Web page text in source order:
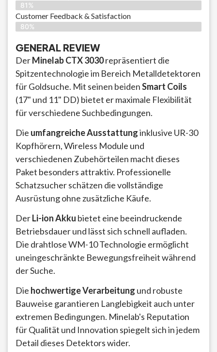
81%
Customer Feedback & Satisfaction​
80%
GENERAL REVIEW
DerMinelab CTX 3030repräsentiert die
Spitzentechnologie im Bereich Metalldetektoren
für Goldsuche. Mit seinen beidenSmart Coils
(17" und 11" DD) bietet er maximale Flexibilität
für verschiedene Suchbedingungen.
Die umfangreiche Ausstattunginklusive UR-30
Kopfhörern, Wireless Module und
verschiedenen Zubehörteilen macht dieses
Paket besonders attraktiv. Professionelle
Schatzsucher schätzen die vollständige
Ausrüstung ohne zusätzliche Käufe.
DerLi-ion Akku bietet eine beeindruckende
Betriebsdauer und lässt sich schnell aufladen.
Die drahtlose WM-10 Technologie ermöglicht
uneingeschränkte Bewegungsfreiheit während
der Suche.
Die hochwertige Verarbeitung und robuste
Bauweise garantieren Langlebigkeit auch unter
extremen Bedingungen. Minelab's Reputation
für Qualität und Innovation spiegelt sich in jedem
Detail dieses Detektors wider.